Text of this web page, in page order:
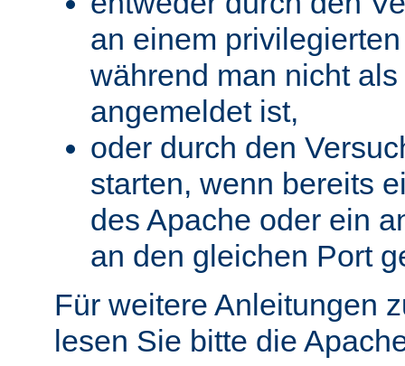
an einem
während man nicht
angemeldet ist,
oder durch den
starten, wenn bereits
des Apache oder ein
an den gleichen Port
Für weitere Anleitungen
lesen Sie bitte die